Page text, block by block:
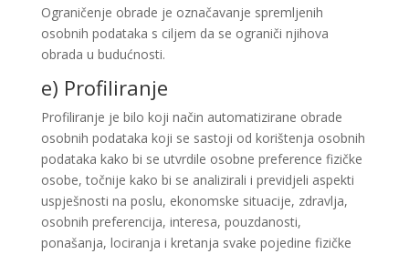
Ograničenje obrade je označavanje spremljenih
osobnih podataka s ciljem da se ograniči njihova
obrada u budućnosti.
e) Profiliranje
Profiliranje je bilo koji način automatizirane obrade
osobnih podataka koji se sastoji od korištenja osobnih
podataka kako bi se utvrdile osobne preference fizičke
osobe, točnije kako bi se analizirali i previdjeli aspekti
uspješnosti na poslu, ekonomske situacije, zdravlja,
osobnih preferencija, interesa, pouzdanosti,
ponašanja, lociranja i kretanja svake pojedine fizičke